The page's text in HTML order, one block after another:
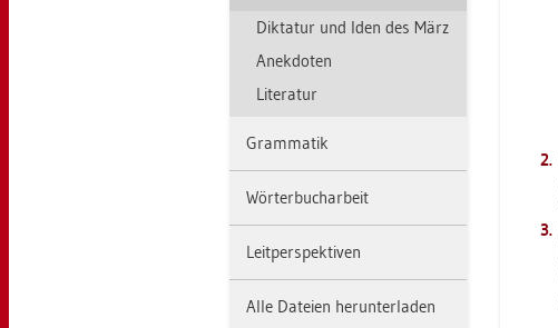
Dik­ta­tur und Iden des März
An­ek­do­ten
Li­te­ra­tur
Gram­ma­tik
Wör­ter­buch­ar­beit
Leit­per­spek­ti­ven
Alle Da­tei­en her­un­ter­la­den